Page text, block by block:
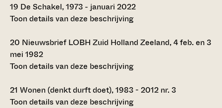
19 De Schakel, 1973 - januari 2022
Toon details van deze beschrijving
20 Nieuwsbrief LOBH Zuid Holland Zeeland, 4 feb. en 3
mei 1982
Toon details van deze beschrijving
21 Wonen (denkt durft doet), 1983 - 2012 nr. 3
Toon details van deze beschrijving